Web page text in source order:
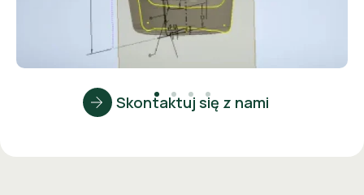
Skontaktuj się z nami